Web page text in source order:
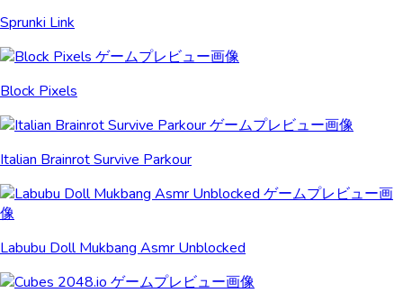
Sprunki Link
Block Pixels
Italian Brainrot Survive Parkour
Labubu Doll Mukbang Asmr Unblocked